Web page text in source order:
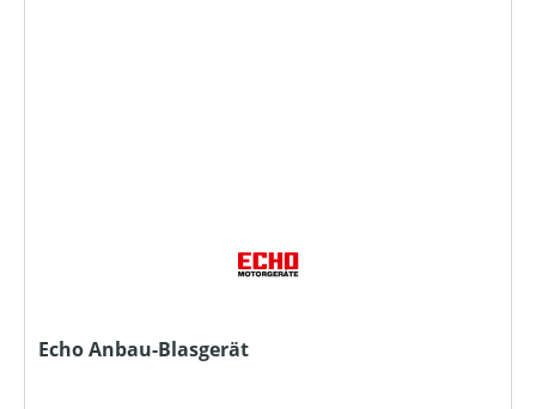
Echo Anbau-Blasgerät